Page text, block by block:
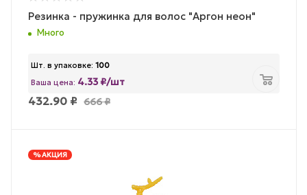
Резинка - пружинка для волос "Аргон неон"
Много
Шт. в упаковке: 100
Ваша цена: 4.33 ₽/шт
432.90 ₽ 666₽
% АКЦИЯ